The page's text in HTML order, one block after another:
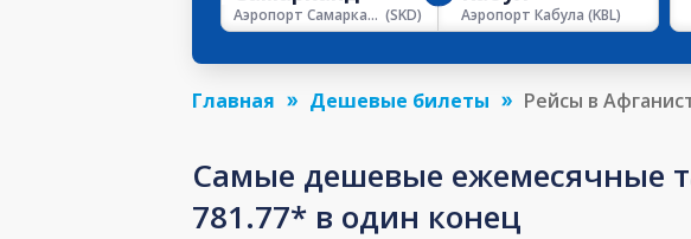
Аэропорт Самарканд (SKD) Аэропорт Кабула (KBL)
Главная Дешевые билеты Рейсы в
Самые дешевые ежемесячные
781.77* в один конец